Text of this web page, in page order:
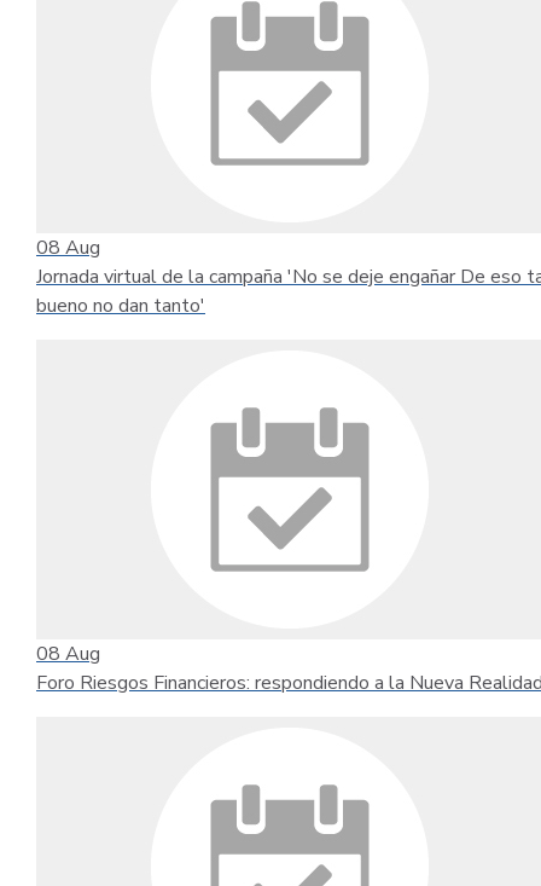
08 Aug
Jornada virtual de la campaña 'No se deje engañar De eso
bueno no dan tanto'
08 Aug
Foro Riesgos Financieros: respondiendo a la Nueva